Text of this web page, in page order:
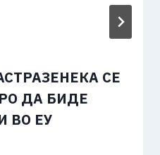
СЕ
ДА БИДЕ
ВО ЕУ